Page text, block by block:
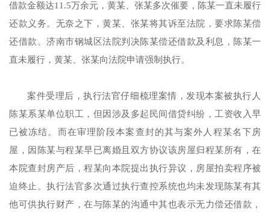
借款金额达11.5万余元，黄某、张某多次催要，陈某一直未履行
还款义务。无奈之下，黄某、张某将其诉至法院，要求陈某偿
还借款。济南市钢城区法院判决陈某偿还借款及利息，陈某一
直未履行，黄某、张某向法院申请强制执行。
案件受理后，执行法官仔细梳理案情，发现本案被执行人
陈某系某单位职工，但因涉及多起民间借贷纠纷，工资收入早
已被冻结。而在审理阶段本案查封的其与案外人程某名下房
屋，因陈某与程某早已离婚且双方协议该房屋归程某所有，在
本院查封房产后，程某向本院提出执行异议，房屋拍卖程序被
迫终止。执行法官多次通过执行查控系统也均未发现陈某有其
他可供执行财产，在与陈某的沟通中其也表示无力偿还借款，